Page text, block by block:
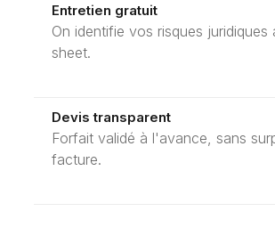
Entretien gratuit
On identifie vos risques juridiques
sheet.
Devis transparent
Forfait validé à l'avance, sans
facture.